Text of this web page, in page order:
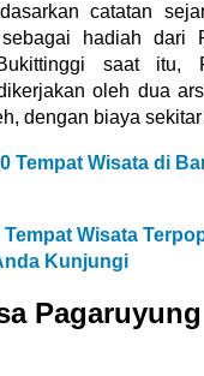
catatan
hadiah dari
saat itu,
oleh dua
dengan biaya
Tempat Wisata di
Tempat Wisata
Kunjungi
Pagaruyung